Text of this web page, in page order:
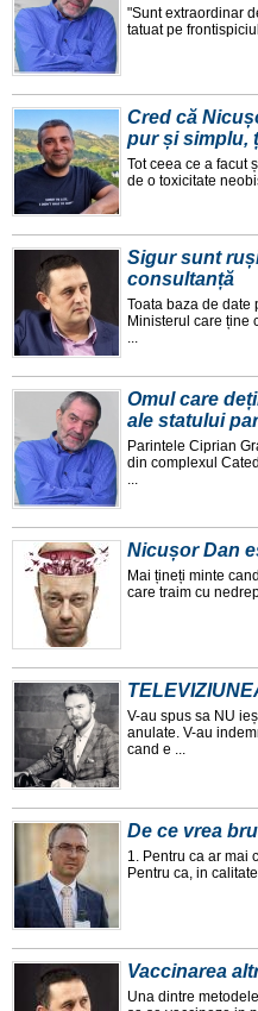
"Sunt extraordinar
tatuat pe
Cred că
pur și simplu,
Tot ceea ce a facut
de o toxicitate
Sigur sunt
consultanță
Toata baza de date
Ministerul care ține
...
Omul care
ale statului
Parintele Ciprian
din complexul
...
Nicușor Dan
Mai țineți minte
care traim cu
V-au spus sa NU
anulate. V-au
cand e ...
De ce vrea
1. Pentru ca ar mai
Pentru ca, in
Vaccinarea
Una dintre